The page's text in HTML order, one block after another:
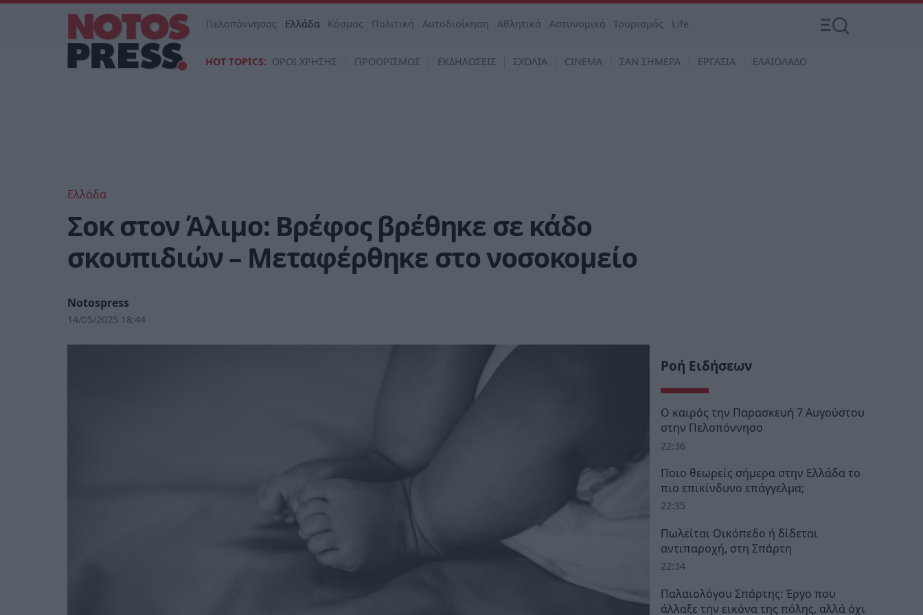
Πελοπόννησος Ελλάδα Κόσμος Πολιτική Αυτοδιοίκηση Αθλητικά Αστυνομικά Τουρισμός Life
HOT TOPICS: ΟΡΟΙ ΧΡΗΣΗΣ ΠΡΟΟΡΙΣΜΟΣ ΕΚΔΗΛΩΣΕΙΣ ΣΧΟΛΙΑ CINEMA ΣΑΝ ΣΗΜΕΡΑ ΕΡΓΑΣΙΑ ΕΛΑΙΟΛΑΔΟ
Ελλάδα
Σοκ στον Άλιμο: Βρέφος βρέθηκε σε κάδο
σκουπιδιών – Μεταφέρθηκε στο νοσοκομείο
Notospress
14/05/2025 18:44
Ροή Ειδήσεων
Ο καιρός την Παρασκευή 7 Αυγούστου
στην Πελοπόννησο
22:36
Ποιο θεωρείς σήμερα στην Ελλάδα το
πιο επικίνδυνο επάγγελμα;
22:35
Πωλείται Οικόπεδο ή δίδεται
αντιπαροχή, στη Σπάρτη
22:34
Παλαιολόγου Σπάρτης: Έργο που
άλλαξε την εικόνα της πόλης, αλλά όχι